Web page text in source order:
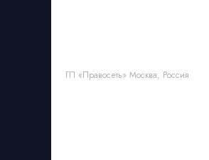
ГП «Правосеть» Москва, Россия